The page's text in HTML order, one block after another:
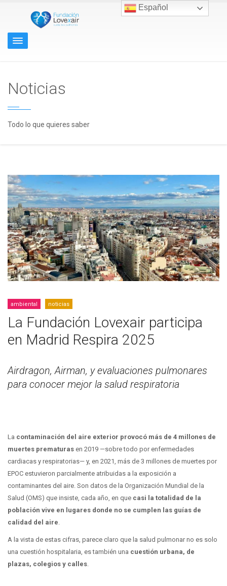
Noticias
Todo lo que quieres saber
ambiental noticias
La Fundación Lovexair participa
en Madrid Respira 2025
Airdragon, Airman, y evaluaciones pulmonares
para conocer mejor la salud respiratoria
La contaminación del aire exterior provocó más de 4 millones de
muertes prematuras en 2019 —sobre todo por enfermedades
cardiacas y respiratorias— y, en 2021, más de 3 millones de muertes por
EPOC estuvieron parcialmente atribuidas a la exposición a
contaminantes del aire. Son datos de la Organización Mundial de la
Salud (OMS) que insiste, cada año, en que casi la totalidad de la
población vive en lugares donde no se cumplen las guías de
calidad del aire.
A la vista de estas cifras, parece claro que la salud pulmonar no es solo
una cuestión hospitalaria, es también una cuestión urbana, de
plazas, colegios y calles.
Español